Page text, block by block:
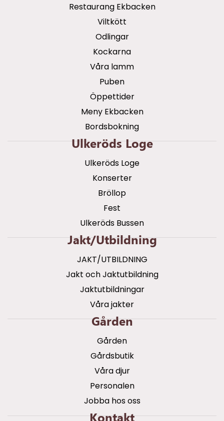
Restaurang Ekbacken
Viltkött
Odlingar
Kockarna
Våra lamm
Puben
Öppettider
Meny Ekbacken
Bordsbokning
Ulkeröds Loge
Ulkeröds Loge
Konserter
Bröllop
Fest
Ulkeröds Bussen
Jakt/utbildning
JAKT/UTBILDNING
Jakt och Jaktutbildning
Jaktutbildningar
Våra jakter
Gården
Gården
Gårdsbutik
Våra djur
Personalen
Jobba hos oss
Kontakt